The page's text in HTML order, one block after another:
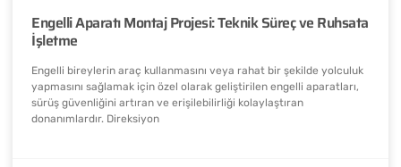
Engelli Aparatı Montaj Projesi: Teknik Süreç ve Ruhsata
İşletme
Engelli bireylerin araç kullanmasını veya rahat bir şekilde yolculuk
yapmasını sağlamak için özel olarak geliştirilen engelli aparatları,
sürüş güvenliğini artıran ve erişilebilirliği kolaylaştıran
donanımlardır. Direksiyon